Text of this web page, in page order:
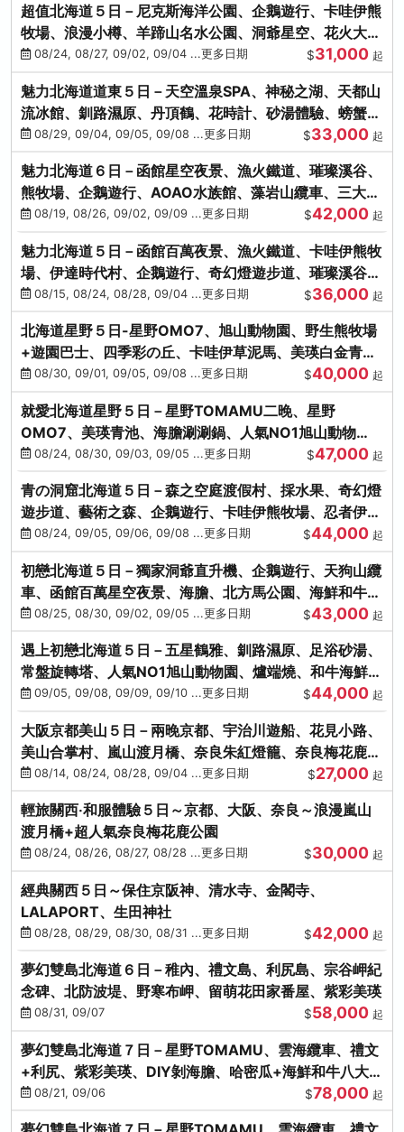
超值北海道５日－尼克斯海洋公園、企鵝遊行、卡哇伊熊
牧場、浪漫小樽、羊蹄山名水公園、洞爺星空、花火大
會、螃蟹懷石料理
08/24, 08/27, 09/02, 09/04 ...更多日期 $31,000 起
魅力北海道道東５日－天空溫泉SPA、神秘之湖、天都山
流冰館、釧路濕原、丹頂鶴、花時計、砂湯體驗、螃蟹吃
到飽08/29, 09/04, 09/05, 09/08 ...更多日期 $33,000 起
魅力北海道６日－函館星空夜景、漁火鐵道、璀璨溪谷、
熊牧場、企鵝遊行、AOAO水族館、藻岩山纜車、三大螃
蟹吃到飽
08/19, 08/26, 09/02, 09/09 ...更多日期 $42,000 起
魅力北海道５日－函館百萬夜景、漁火鐵道、卡哇伊熊牧
場、伊達時代村、企鵝遊行、奇幻燈遊步道、璀璨溪谷、
人氣NO1小丑漢堡
08/15, 08/24, 08/28, 09/04 ...更多日期 $36,000 起
北海道星野５日-星野OMO7、旭山動物園、野生熊牧場
+遊園巴士、四季彩の丘、卡哇伊草泥馬、美瑛白金青
池、螃蟹吃到飽
08/30, 09/01, 09/05, 09/08 ...更多日期 $40,000 起
就愛北海道星野５日－星野TOMAMU二晚、星野
OMO7、美瑛青池、海膽涮涮鍋、人氣NO1旭山動物
園、海鮮和牛螃蟹吃到飽
08/24, 08/30, 09/03, 09/05 ...更多日期 $47,000 起
青の洞窟北海道５日－森之空庭渡假村、採水果、奇幻燈
遊步道、藝術之森、企鵝遊行、卡哇伊熊牧場、忍者伊達
時代村、螃蟹吃到飽
08/24, 09/05, 09/06, 09/08 ...更多日期 $44,000 起
初戀北海道５日－獨家洞爺直升機、企鵝遊行、天狗山纜
車、函館百萬星空夜景、海膽、北方馬公園、海鮮和牛螃
蟹吃到飽
08/25, 08/30, 09/02, 09/05 ...更多日期 $43,000 起
遇上初戀北海道５日－五星鶴雅、釧路濕原、足浴砂湯、
常盤旋轉塔、人氣NO1旭山動物園、爐端燒、和牛海鮮螃
蟹吃到飽
09/05, 09/08, 09/09, 09/10 ...更多日期 $44,000 起
大阪京都美山５日－兩晚京都、宇治川遊船、花見小路、
美山合掌村、嵐山渡月橋、奈良朱紅燈籠、奈良梅花鹿、
流水瀑布電扶梯
08/14, 08/24, 08/28, 09/04 ...更多日期 $27,000 起
輕旅關西‧和服體驗５日～京都、大阪、奈良～浪漫嵐山
渡月橋+超人氣奈良梅花鹿公園
08/24, 08/26, 08/27, 08/28 ...更多日期 $30,000 起
經典關西５日～保住京阪神、清水寺、金閣寺、
LALAPORT、生田神社
08/28, 08/29, 08/30, 08/31 ...更多日期 $42,000 起
夢幻雙島北海道６日－稚內、禮文島、利尻島、宗谷岬紀
念碑、北防波堤、野寒布岬、留萌花田家番屋、紫彩美瑛
08/31, 09/07 $58,000 起
夢幻雙島北海道７日－星野TOMAMU、雲海纜車、禮文
+利尻、紫彩美瑛、DIY剝海膽、哈密瓜+海鮮和牛八大螃
蟹吃到飽
08/21, 09/06 $78,000 起